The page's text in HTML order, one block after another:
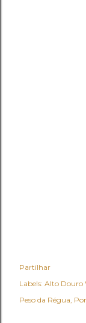
Partilhar
Labels: Alto Douro
Peso da Régua